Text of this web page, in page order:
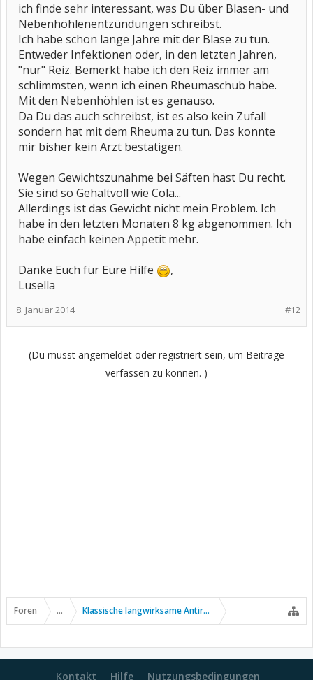
ich finde sehr interessant, was Du über Blasen- und
Nebenhöhlenentzündungen schreibst.
Ich habe schon lange Jahre mit der Blase zu tun.
Entweder Infektionen oder, in den letzten Jahren,
"nur" Reiz. Bemerkt habe ich den Reiz immer am
schlimmsten, wenn ich einen Rheumaschub habe.
Mit den Nebenhöhlen ist es genauso.
Da Du das auch schreibst, ist es also kein Zufall
sondern hat mit dem Rheuma zu tun. Das konnte
mir bisher kein Arzt bestätigen.
Wegen Gewichtszunahme bei Säften hast Du recht.
Sie sind so Gehaltvoll wie Cola...
Allerdings ist das Gewicht nicht mein Problem. Ich
habe in den letzten Monaten 8 kg abgenommen. Ich
habe einfach keinen Appetit mehr.
Danke Euch für Eure Hilfe
,
Lusella
#12
8. Januar 2014
(Du musst angemeldet oder registriert sein, um Beiträge
verfassen zu können. )
Foren ... Klassische langwirksame Antirheumatika
Kontakt Hilfe Nutzungsbedingungen